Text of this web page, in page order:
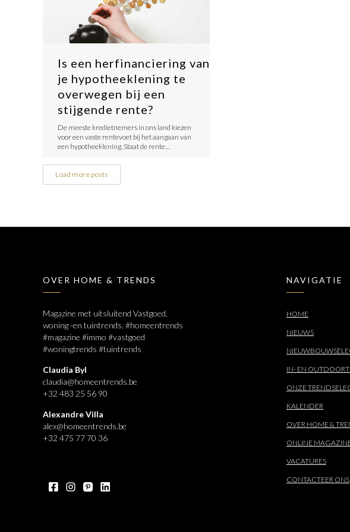
Is een herfinanciering van
je hypotheeklening te
overwegen bij een
stijgende rente?
De meeste kredietnemers in ons land kiezen
voor een vaste rentevoet bij het aangaan van
een hypotheeklening. Staat de rente…
Load more posts
OVER HOME & TRENDS
Magazine met uitsluitend Vastgoed,
woning -en tuintrends. #homeentrends
#magazine #immo #vastgoed
#woningtrends #tuintrends
Claudia Byl
claudia@homeentrends.be
+32 483 25 56 90
Alexandre Villa
alex@homeentrends.be
+32 475 77 70 36
NAVIGATIE
HOME
NIEUWS
IN- EN
ONZE
KALENDER
OVER HOME &
ONLINE
VACATURES
CONTACTEER ONS